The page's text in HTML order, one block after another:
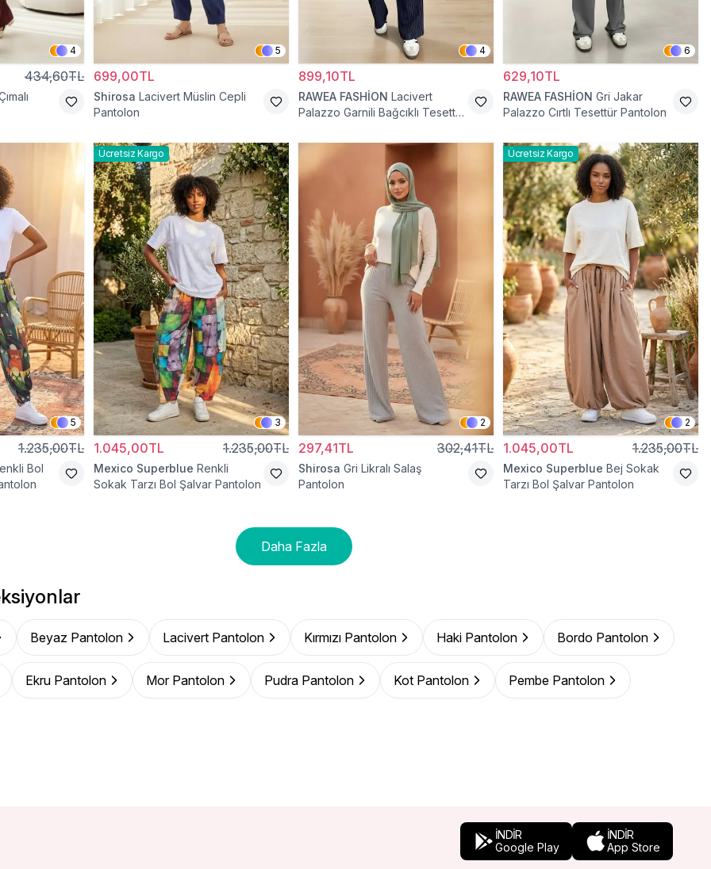
4
434,60TL
5
699,00TL
Shirosa Lacivert Müslin Cepli
Pantolon
4
899,10TL
RAWEA FASHİON Lacivert
Palazzo Garnili Bağcıklı Tesettür
6
629,10TL
RAWEA FASHİON Gri Jakar
Palazzo Cırtlı Tesettür Pantolon
5
1.235,00TL
Bol
Ücretsiz Kargo
3
1.045,00TL 1.235,00TL
Mexico Superblue Renkli
Sokak Tarzı Bol Şalvar Pantolon
2
297,41TL 302,41TL
Shirosa Gri Likralı Salaş
Pantolon
Ücretsiz Kargo
2
1.045,00TL 1.235,00TL
Mexico Superblue Bej Sokak
Tarzı Bol Şalvar Pantolon
Daha Fazla
Beyaz Pantolon Lacivert Pantolon Kırmızı Pantolon Haki Pantolon Bordo Pantolon
Ekru Pantolon Mor Pantolon Pudra Pantolon Kot Pantolon Pembe Pantolon
İNDİR
Google Play
İNDİR
App Store